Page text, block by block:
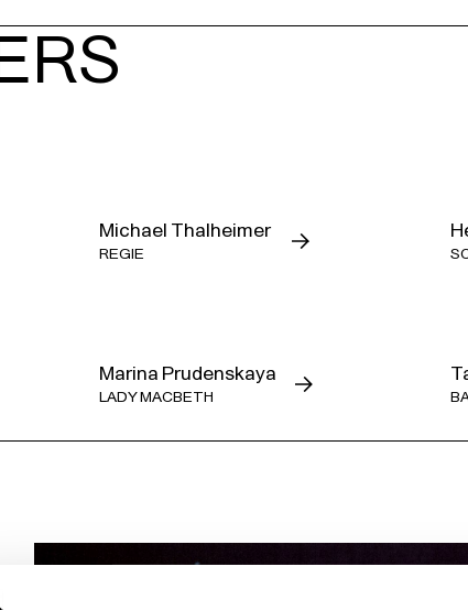
Michael Thalheimer
REGIE
Marina Prudenskaya
LADY MACBETH